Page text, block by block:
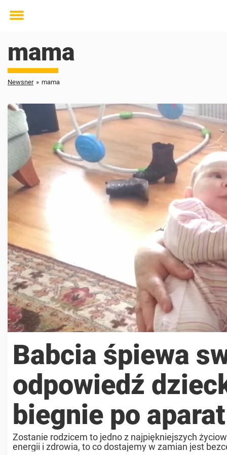
Toggle
mama
Newsner » mama
Babcia śpiewa
odpowiedź
biegnie po aparat
Zostanie rodzicem to jedno z najpiękniejszych
energii i zdrowia, to co dostajemy w zamian jest